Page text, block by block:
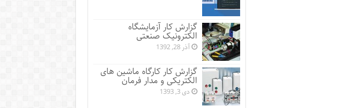
گزارش کار آزمایشگاه
الکترونیک صنعتی
آذر 28, 1392
گزارش کار کارگاه ماشین های
الکتریکی و مدار فرمان
دی 3, 1393